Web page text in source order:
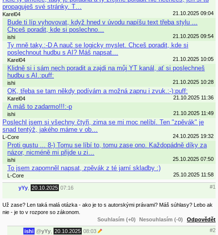
propaguješ své stránky. T…
Karel04 21.10.2025 09:04
Bude ti líp vyhovovat, když hned v úvodu napíšu text třeba stylu ...
Chceš poradit, kde si poslechno…
ishi 21.10.2025 09:54
Ty mně taky.:-D A nauč se logicky myslet. Chceš poradit, kde si
poslechnout hudbu s AI? Máš napsat…
Karel04 21.10.2025 10:05
Klidně si i sám nech poradit a zajdi na můj YT kanál, ať si poslechneš
hudbu s AI.:puff:
ishi 21.10.2025 10:28
OK, třeba se tam někdy podívám a možná zapnu i zvuk.:-):puff:
Karel04 21.10.2025 11:36
A máš to zadarmo!!!:-p
ishi 21.10.2025 11:49
Poslechl jsem si všechny čtyři, zima se mi moc nelíbí. Ten "zpěvák" je
snad tentýž, jakého máme v ob…
L-Core 24.10.2025 19:32
Proti gustu ... 8-) Tomu se líbí to, tomu zase ono. Každopádně díky za
názor, nicméně mi přijde u zi…
ishi 25.10.2025 07:50
To jsem zapomněl napsat, zpěvák z té jarní skladby :)
L-Core 25.10.2025 11:58
yYy 20.10.2025 07:16 #1
Už zase? Len taká malá otázka - ako je to s autorskými právami? Máš súhlasy? Lebo ak
nie - je to v rozpore so zákonom.
Souhlasím (+0)
Nesouhlasím (-0) Odpovědět
ishi @yYy 20.10.2025 08:03 #2